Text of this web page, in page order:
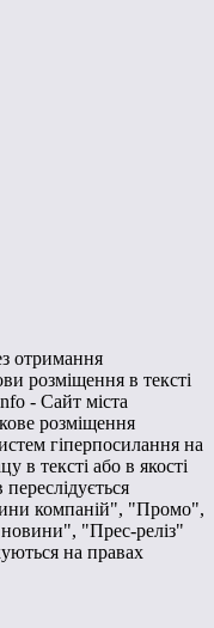
отримання
розміщення в тексті
- Сайт міста
розміщення
гіперпосилання на
в тексті або в якості
компаній", "Промо",
"Прес-реліз"
на правах